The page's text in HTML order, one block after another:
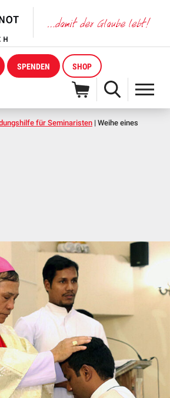
SPENDEN SHOP
für Seminaristen | Weihe eines